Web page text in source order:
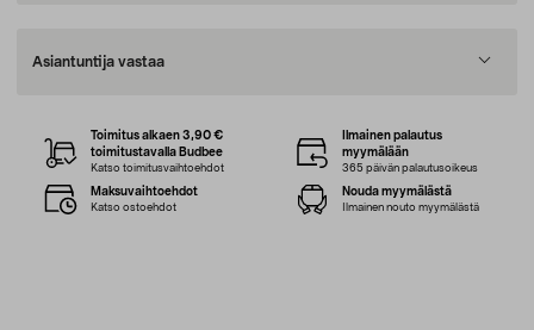
Asiantuntija vastaa
Toimitus alkaen 3,90 €
toimitustavalla Budbee
Katso toimitusvaihtoehdot
Ilmainen palautus
myymälään
365 päivän palautusoikeus
Maksuvaihtoehdot
Katso ostoehdot
Nouda myymälästä
Ilmainen nouto myymälästä